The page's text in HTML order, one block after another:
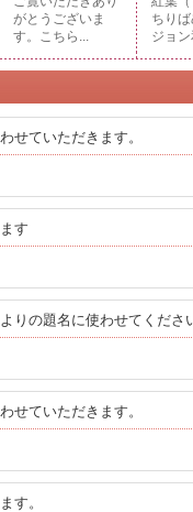
がとうございま
す。こちら...
ちり
ジョ
せていただきます。
す
りの題名に使わせてくださ
せていただきます。
す。